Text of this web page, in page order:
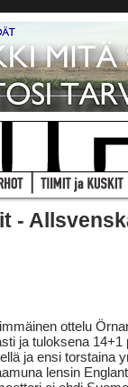
-
ottelu
ja tuloksena 14+1
ja ensi torstaina
lensin